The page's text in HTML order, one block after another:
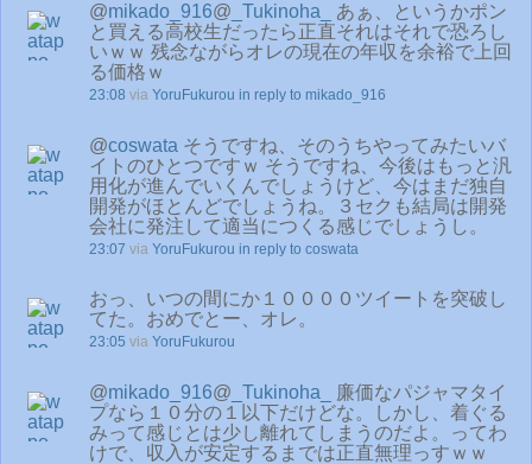
@mikado_916@ _Tukinoha_
あぁ、というかポン
と買える高校生だったら正直それはそれで恐ろし
いｗｗ 残念ながらオレの現在の年収を余裕で上回
る価格ｗ
23:08 via YoruFukurou in reply to mikado_916
@coswata そうですね、そのうちやってみたいバ
イトのひとつですｗ そうですね、今後はもっと汎
用化が進んでいくんでしょうけど、今はまだ独自
開発がほとんどでしょうね。３セクも結局は開発
会社に発注して適当につくる感じでしょうし。
23:07 via YoruFukurou in reply to coswata
おっ、いつの間にか１００００ツイートを突破し
てた。おめでとー、オレ。
23:05 via YoruFukurou
@mikado_916@ _Tukinoha_
廉価なパジャマタイ
プなら１０分の１以下だけどな。しかし、着ぐる
みって感じとは少し離れてしまうのだよ。ってわ
けで、収入が安定するまでは正直無理っすｗｗ